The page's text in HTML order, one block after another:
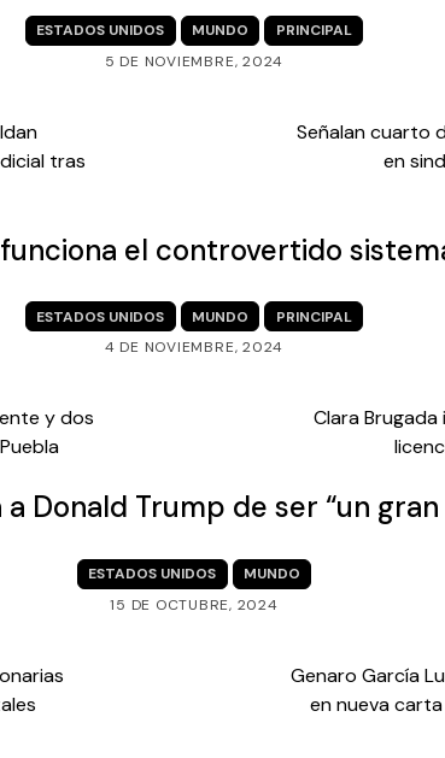
ESTADOS UNIDOS MUNDO
PRINCIPAL
5 DE NOVIEMBRE, 2024
tras
Señalan cuarto
en
funciona el controvertido
ESTADOS UNIDOS MUNDO
PRINCIPAL
4 DE NOVIEMBRE, 2024
y dos
Clara
Donald Trump de ser “un
ESTADOS UNIDOS
MUNDO
15 DE OCTUBRE, 2024
Genaro García
en nueva